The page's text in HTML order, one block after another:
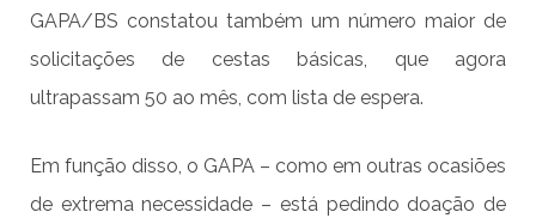
GAPA/BS constatou também um número maior de
solicitações de cestas básicas, que agora
ultrapassam 50 ao mês, com lista de espera.
Em função disso, o GAPA – como em outras ocasiões
de extrema necessidade – está pedindo doação de